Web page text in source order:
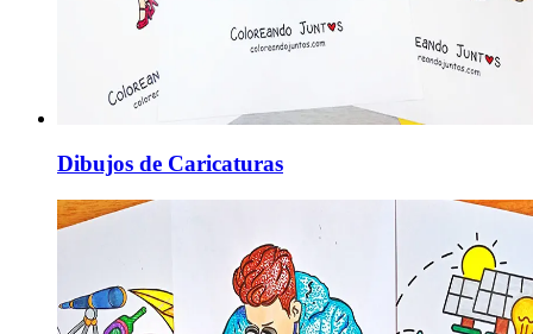
Dibujos de Caricaturas